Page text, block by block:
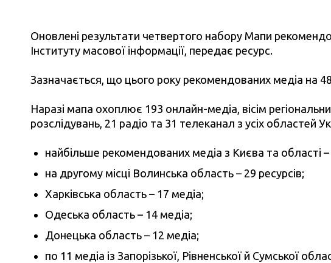
Оновлені результати четвертого набору Мапи
Інституту масової інформації, передає ресурс.
Зазначається, що цього року рекомендованих медіа на
Наразі мапа охоплює 193 онлайн-медіа, вісім
розслідувань, 21 радіо та 31 телеканал з усіх областей
найбільше рекомендованих медіа з Києва та області –
на другому місці Волинська область – 29 ресурсів;
Харківська область – 17 медіа;
Одеська область – 14 медіа;
Донецька область – 12 медіа;
по 11 медіа із Запорізької, Рівненської й Сумської